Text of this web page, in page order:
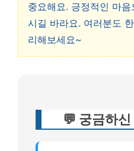
중요해요. 긍정적인 마
시길 바라요. 여러분도
리해보세요~
💬 궁금하